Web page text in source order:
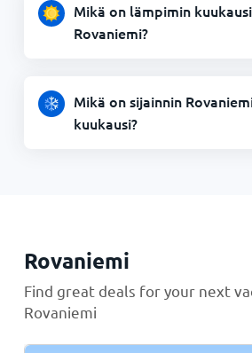
Mikä on lämpimin
Rovaniemi?
Mikä on sijainnin
kuukausi?
Rovaniemi
Find great deals for your next
Rovaniemi